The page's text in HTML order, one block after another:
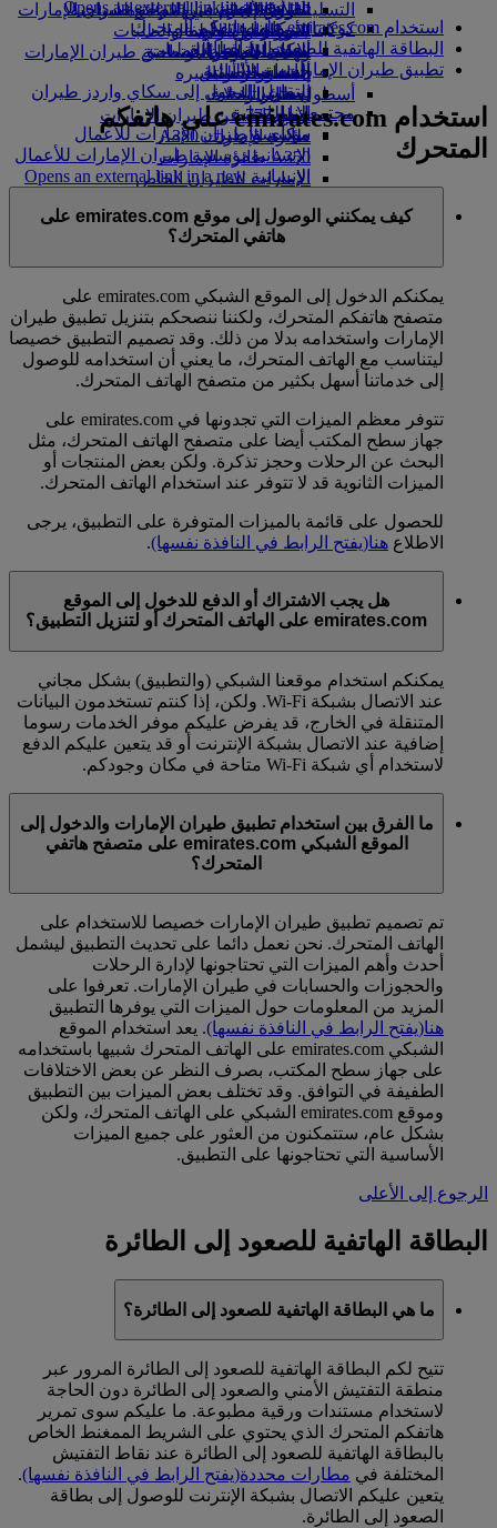
تناول الطعام في الدرجة السياحية
الممتازة
وجبات الدرجة السياحية
المشروبات
أسطول طائراتنا
بوينج 777
طائرة الإمارات A380
A350 طائرة الإمارات
الإمارات للطيران الخاص
السوق الحرة
متجرنا الرسمي
التسلية للأطفال
الترفيه عن الأطفال
ألعاب الأطفال
أنشطة للأطفال
in a new tab
كوكبنا
الاستدامة في العمليات
السياسة البيئية
التقارير البيئية
مجتمعاتنا المحلية
مؤسسة طيران الإمارات للأعمال
الإنسانيةمؤسسة طيران الإمارات للأعمال
الإنسانية Opens an external link in a new
الرعاية
Opens an external link in a new tab
شركاؤنا
سكاي واردز رايل
حاسبة الأميال
تسجيل الدخول إلى سكاي واردز طيران
الإمارات
سكاي واردز+
السفر لأصحاب الهمم مع طيران الإمارات
المساعدة الخاصة والطلبات
تجربتكم على متن الطائرة
الأدوات والموارد
الهاتف المتحرك وتطبيق طيران الإمارات
إلغاء حجز أو تغييره
تعطل الرحلات
معلومات عن طيران الإمارات
استخدام emirates.com على هاتفكم المتحرك
البطاقة الهاتفية للصعود إلى الطائرة
تطبيق طيران الإمارات
استخدام emirates.com على هاتفكم
المتحرك
كيف يمكنني الوصول إلى موقع emirates.com على
هاتفي المتحرك؟
يمكنكم الدخول إلى الموقع الشبكي emirates.com على
متصفح هاتفكم المتحرك، ولكننا ننصحكم بتنزيل تطبيق طيران
الإمارات واستخدامه بدلا من ذلك. وقد تصميم التطبيق خصيصا
ليتناسب مع الهاتف المتحرك، ما يعني أن استخدامه للوصول
إلى خدماتنا أسهل بكثير من متصفح الهاتف المتحرك.
تتوفر معظم الميزات التي تجدونها في emirates.com على
جهاز سطح المكتب أيضا على متصفح الهاتف المتحرك، مثل
البحث عن الرحلات وحجز تذكرة. ولكن بعض المنتجات أو
الميزات الثانوية قد لا تتوفر عند استخدام الهاتف المتحرك.
للحصول على قائمة بالميزات المتوفرة على التطبيق، يرجى
الاطلاع هنا(يفتح الرابط في النافذة نفسها).
هل يجب الاشتراك أو الدفع للدخول إلى الموقع
emirates.com على الهاتف المتحرك أو لتنزيل التطبيق؟
يمكنكم استخدام موقعنا الشبكي (والتطبيق) بشكل مجاني
عند الاتصال بشبكة Wi-Fi. ولكن، إذا كنتم تستخدمون البيانات
المتنقلة في الخارج، قد يفرض عليكم موفر الخدمات رسوما
إضافية عند الاتصال بشبكة الإنترنت أو قد يتعين عليكم الدفع
لاستخدام أي شبكة Wi-Fi متاحة في مكان وجودكم.
ما الفرق بين استخدام تطبيق طيران الإمارات والدخول إلى
الموقع الشبكي emirates.com على متصفح هاتفي
المتحرك؟
تم تصميم تطبيق طيران الإمارات خصيصا للاستخدام على
الهاتف المتحرك. نحن نعمل دائما على تحديث التطبيق ليشمل
أحدث وأهم الميزات التي تحتاجونها لإدارة الرحلات
والحجوزات والحسابات في طيران الإمارات. تعرفوا على
المزيد من المعلومات حول الميزات التي يوفرها التطبيق
هنا(يفتح الرابط في النافذة نفسها). يعد استخدام الموقع
الشبكي emirates.com على الهاتف المتحرك شبيها باستخدامه
على جهاز سطح المكتب، بصرف النظر عن بعض الاختلافات
الطفيفة في التوافق. وقد تختلف بعض الميزات بين التطبيق
وموقع emirates.com الشبكي على الهاتف المتحرك، ولكن
بشكل عام، ستتمكنون من العثور على جميع الميزات
الأساسية التي تحتاجونها على التطبيق.
الرجوع إلى الأعلى
البطاقة الهاتفية للصعود إلى الطائرة
ما هي البطاقة الهاتفية للصعود إلى الطائرة؟
تتيح لكم البطاقة الهاتفية للصعود إلى الطائرة المرور عبر
منطقة التفتيش الأمني والصعود إلى الطائرة دون الحاجة
لاستخدام مستندات ورقية مطبوعة. ما عليكم سوى تمرير
هاتفكم المتحرك الذي يحتوي على الشريط الممغنط الخاص
بالبطاقة الهاتفية للصعود إلى الطائرة عند نقاط التفتيش
المختلفة في مطارات محددة(يفتح الرابط في النافذة نفسها).
يتعين عليكم الاتصال بشبكة الإنترنت للوصول إلى بطاقة
الصعود إلى الطائرة.